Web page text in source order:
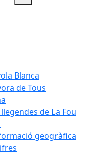
Blanca
de Tous
de La Fou
geogràfica